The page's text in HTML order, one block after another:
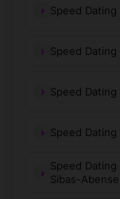
Speed Dating
Speed
Speed Dating
Speed Dating
Speed Dating
Sibas-Abense